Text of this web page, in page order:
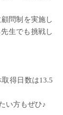
問制を実施し
生でも挑戦し
得日数は13.5
い方もぜひ♪